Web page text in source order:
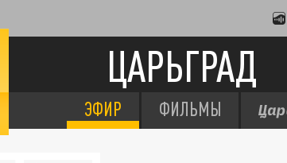
ЦАРЬГРАД
ЭФИР ФИЛЬМЫ